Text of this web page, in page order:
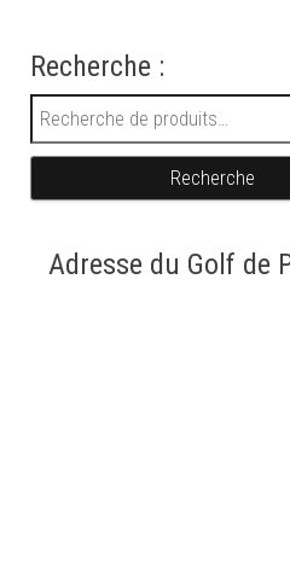
Recherche :
Recherche pour :
Recherche
Adresse du Golf de